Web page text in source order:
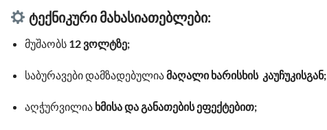
ტექნიკური მახასიათებლები:
მუშაობს 12 ვოლტზე;
საბურავები დამზადებულიამაღალი ხარისხის კაუჩუკისგან;
აღჭურვილია ხმისა და განათების ეფექტებით;